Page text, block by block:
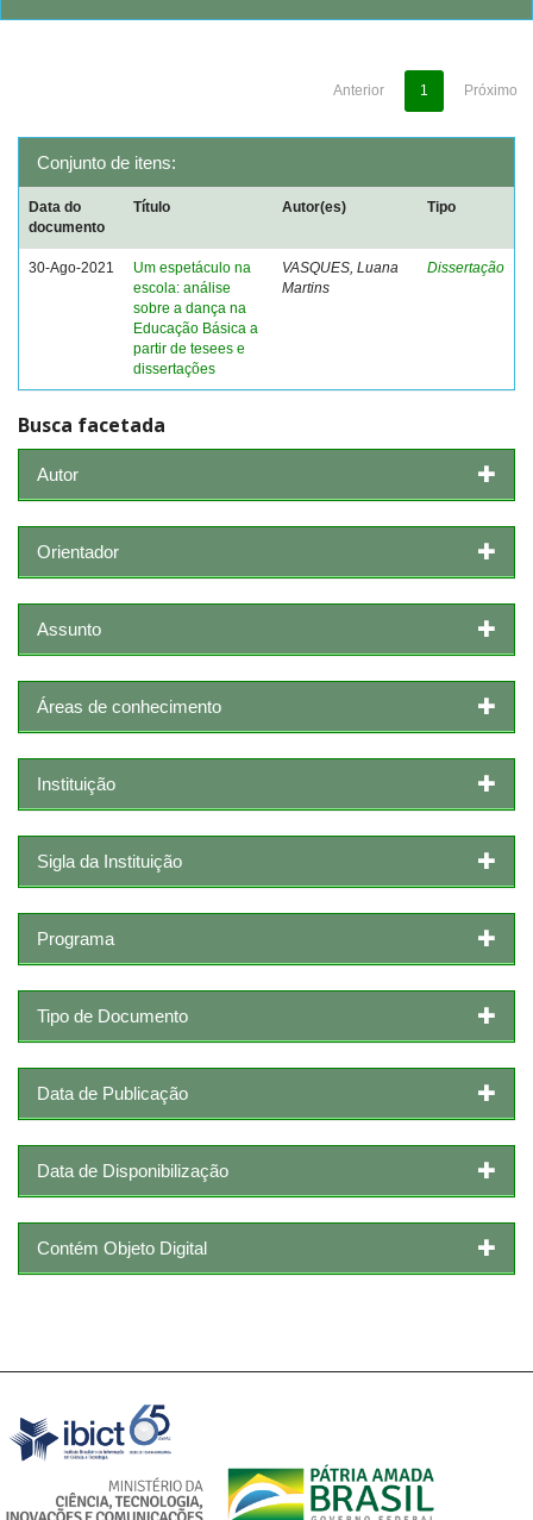
Anterior 1 Próximo
Conjunto de itens:
Data do
documento
Título Autor(es) Tipo
30-Ago-2021
Um espetáculo na
escola: análise
sobre a dança na
Educação Básica a
partir de tesees e
dissertações
VASQUES, Luana
Martins
Dissertação
Busca facetada
Autor
Orientador
Assunto
Áreas de conhecimento
Instituição
Sigla da Instituição
Programa
Tipo de Documento
Data de Publicação
Data de Disponibilização
Contém Objeto Digital